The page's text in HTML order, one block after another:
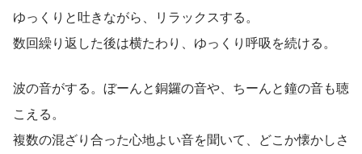
ゆっくりと吐きながら、リラックスする。
数回繰り返した後は横たわり、ゆっくり呼吸を続ける。
波の音がする。ぼーんと銅鑼の音や、ちーんと鐘の音も聴
こえる。
複数の混ざり合った心地よい音を聞いて、どこか懐かしさ